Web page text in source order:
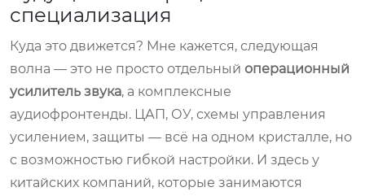
специализация
Куда это движется? Мне кажется, следующая
волна — это не просто отдельный операционный
усилитель звука, а комплексные
аудиофронтенды. ЦАП, ОУ, схемы управления
усилением, защиты — всё на одном кристалле, но
с возможностью гибкой настройки. И здесь у
китайских компаний, которые занимаются